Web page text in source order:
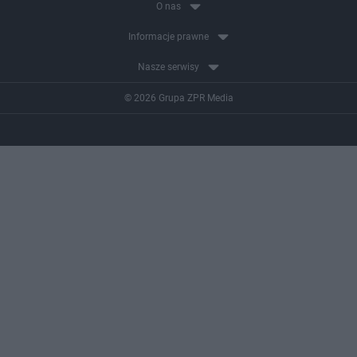
O nas
Informacje prawne
Nasze serwisy
© 2026 Grupa ZPR Media